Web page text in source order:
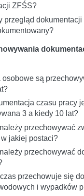
ZFŚS?
przegląd dokumentacji
osobowe są
czasu pracy
3 a kiedy 10 lat?
przechowywać
w jakiej postaci?
przechowywać
przechowuje się
i wypadków